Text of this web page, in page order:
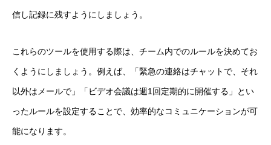
信し記録に残すようにしましょう。
これらのツールを使用する際は、チーム内でのルールを決めてお
くようにしましょう。例えば、「緊急の連絡はチャットで、それ
以外はメールで」「ビデオ会議は週1回定期的に開催する」とい
ったルールを設定することで、効率的なコミュニケーションが可
能になります。